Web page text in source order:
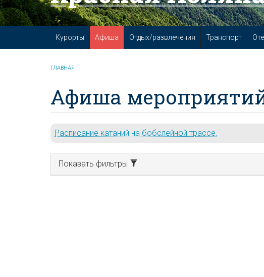
Курорты Афиша Отдых/развлечения Транспорт
ГЛАВНАЯ
Афиша
Расписание катаний на бобслейной трассе.
Показать фильтры